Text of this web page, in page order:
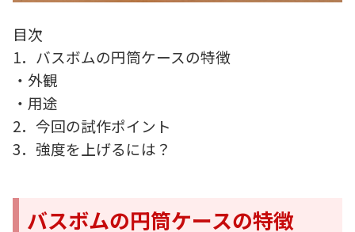
目次
1．バスボムの円筒ケースの特徴
・外観
・用途
2．今回の試作ポイント
3．強度を上げるには？
バスボムの円筒ケースの特徴